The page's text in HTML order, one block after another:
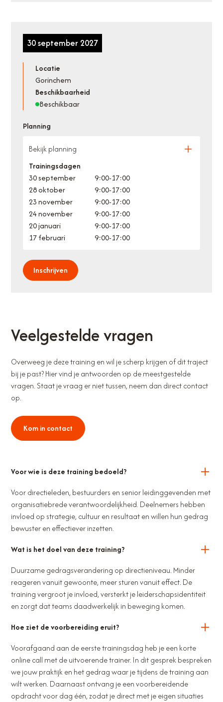
30 september 2027
Locatie
Gorinchem
Beschikbaarheid
Beschikbaar
Planning
Bekijk planning
Trainingsdagen
30 september
9:00-17:00
28 oktober
9:00-17:00
23 november
9:00-17:00
24 november
9:00-17:00
20 januari
9:00-17:00
17 februari
9:00-17:00
Inschrijven
Veelgestelde vragen
Overweeg je deze training en wil je scherp krijgen of dit traject
bij je past? Hier vind je antwoorden op de meestgestelde
vragen. Staat je vraag er niet tussen, neem dan direct contact
op.
Kom in contact
Voor wie is deze training bedoeld?
Voor directieleden, bestuurders en senior leidinggevenden met
organisatiebrede verantwoordelijkheid. Deelnemers hebben
invloed op strategie, cultuur en resultaat en willen hun gedrag
bewuster en effectiever inzetten.
Wat is het doel van deze training?
Duurzame gedragsverandering op directieniveau. Minder
reageren vanuit gewoonte, meer sturen vanuit effect. De
training vergroot je invloed, versterkt je leiderschapsidentiteit
en zorgt dat teams daadwerkelijk in beweging komen.
Hoe ziet de voorbereiding eruit?
Voorafgaand aan de eerste trainingsdag heb je een korte
online call met de uitvoerende trainer. In dit gesprek bespreken
we jouw praktijk en het gedrag waar je tijdens de training aan
wilt werken. Daarnaast ontvang je een voorbereidende
opdracht voor dag één, zodat je direct met je eigen situaties